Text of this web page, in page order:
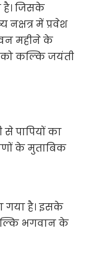
है। जिसके
में प्रवेश
महीने के
को कल्कि जयंती
पापियों का
के मुताबिक
गया है। इसके
भगवान के